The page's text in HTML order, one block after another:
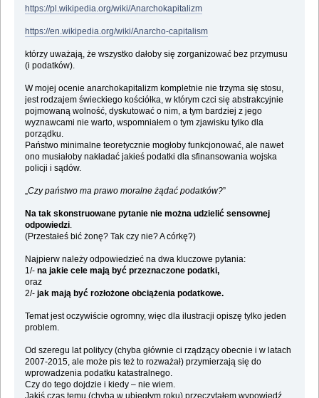
https://pl.wikipedia.org/wiki/Anarchokapitalizm
https://en.wikipedia.org/wiki/Anarcho-capitalism
którzy uważają, że wszystko dałoby się zorganizować bez przymusu
(i podatków).
W mojej ocenie anarchokapitalizm kompletnie nie trzyma się stosu,
jest rodzajem świeckiego kościółka, w którym czci się abstrakcyjnie
pojmowaną wolność, dyskutować o nim, a tym bardziej z jego
wyznawcami nie warto, wspomniałem o tym zjawisku tylko dla
porządku.
Państwo minimalne teoretycznie mogłoby funkcjonować, ale nawet
ono musiałoby nakładać jakieś podatki dla sfinansowania wojska
policji i sądów.
Czy państwo ma prawo moralne żądać podatków?”
Na tak skonstruowane pytanie nie można udzielić sensownej
odpowiedzi.
(Przestałeś bić żonę? Tak czy nie? A córkę?)
Najpierw należy odpowiedzieć na dwa kluczowe pytania:
1/- na jakie cele mają być przeznaczone podatki,
oraz
2/- jak mają być rozłożone obciążenia podatkowe.
Temat jest oczywiście ogromny, więc dla ilustracji opiszę tylko jeden
problem.
Od szeregu lat politycy (chyba głównie ci rządzący obecnie i w latach
2007-2015, ale może pis też to rozważał) przymierzają się do
wprowadzenia podatku katastralnego.
Czy do tego dojdzie i kiedy – nie wiem.
Jakiś czas temu (chyba w ubiegłym roku) przeczytałem wypowiedź